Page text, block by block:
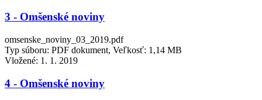
3 - Omšenské noviny
omsenske_noviny_03_2019.pdf
Typ súboru: PDF dokument, Veľkosť: 1,14 MB
Vložené: 1. 1. 2019
4 - Omšenské noviny